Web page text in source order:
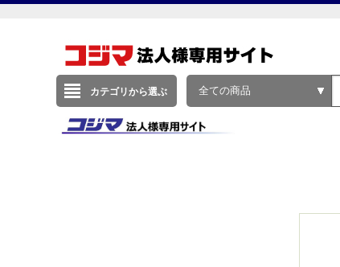
カテゴリから選ぶ 全ての商品